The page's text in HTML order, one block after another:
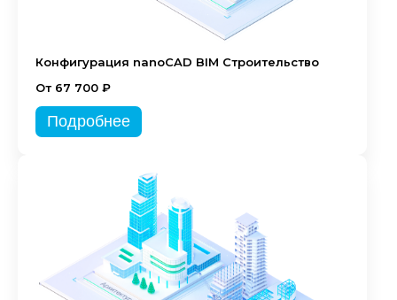
Конфигурация nanoCAD BIM Строительство
От 67 700 ₽
Подробнее